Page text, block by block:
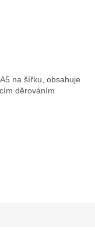
na šířku, obsahuje
děrováním.